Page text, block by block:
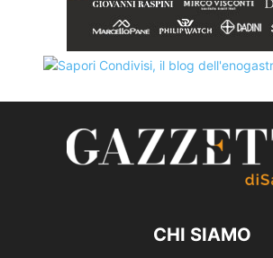
CHI SIAMO